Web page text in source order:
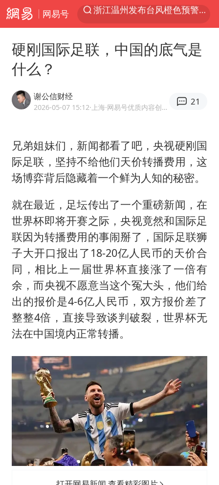
网易号
解锁各地夏日限定体验
名创优品一次性内裤 颜面尽失
浙江台州《告全体市民书》
女主硬加吻戏短剧已下架
郑丽文：台湾从来没有“独立”过
实时追踪台风白海豚
四川宜宾市珙县发生3.4级地震
多个明星演唱会取消
女儿为争财产堵门阻挠父亲出殡
男孩参加珠心算比赛气定神闲
上海轮渡全线停航
制冰厂工人旺季能月入一万三
硬刚国际足联，中国的底气是
什么？
谢公信财经
2026-05-07 15:12·上海 ·网易号优质内容创作者
21
兄弟姐妹们，新闻都看了吧，央视硬刚国
际足联，坚持不给他们天价转播费用，这
场博弈背后隐藏着一个鲜为人知的秘密。
就在最近，足坛传出了一个重磅新闻，在
世界杯即将开赛之际，央视竟然和国际足
联因为转播费用的事闹掰了，国际足联狮
子大开口报出了18-20亿人民币的天价合
同，相比上一届世界杯直接涨了一倍有
余，而央视不愿意当这个冤大头，他们给
出的报价是4-6亿人民币，双方报价差了
整整4倍，直接导致谈判破裂，世界杯无
法在中国境内正常转播。